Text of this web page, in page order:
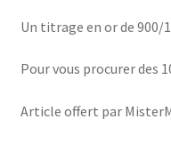
Un titrage en or de 900/
Pour vous procurer des
Article offert par